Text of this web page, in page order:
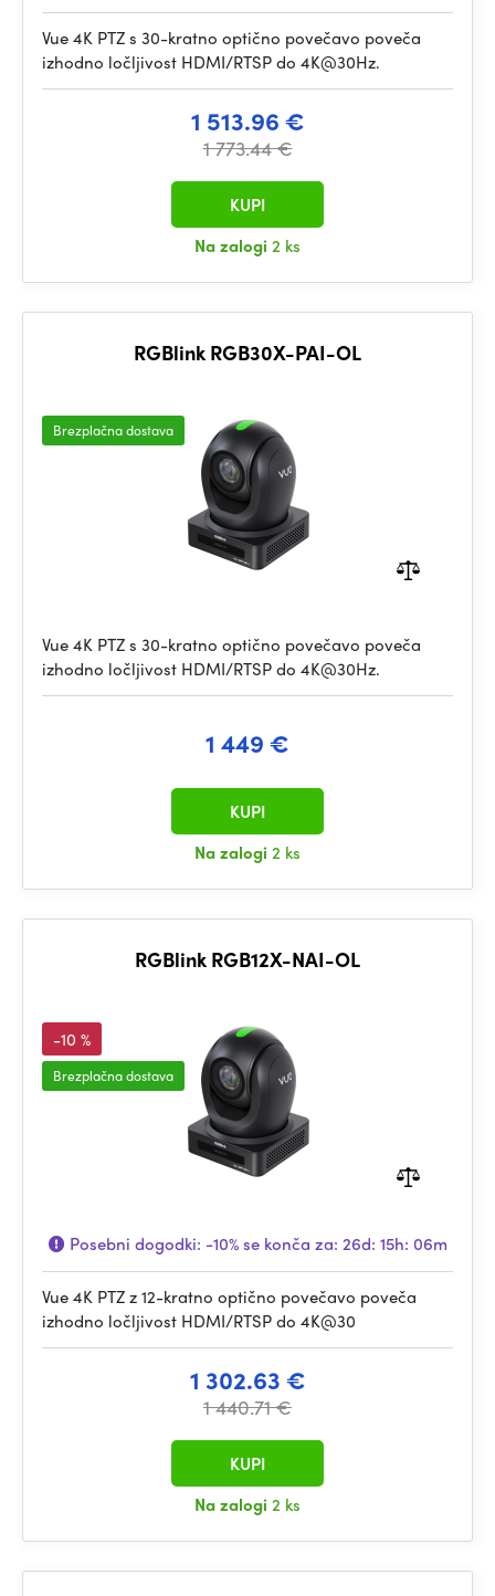
Vue 4K PTZ s 30-kratno optično povečavo poveča
izhodno ločljivost HDMI/RTSP do 4K@30Hz.
1 513.96 €
1 773.44 €
Na zalogi 2 ks
KUPI
RGBlink RGB30X-PAI-OL
Brezplačna dostava
Vue 4K PTZ s 30-kratno optično povečavo poveča
izhodno ločljivost HDMI/RTSP do 4K@30Hz.
1 449 €
Na zalogi 2 ks
KUPI
RGBlink RGB12X-NAI-OL
-10 %
Brezplačna dostava
Posebni dogodki: -10%se konča za: 26d: 15h: 06m
Vue 4K PTZ z 12-kratno optično povečavo poveča
izhodno ločljivost HDMI/RTSP do 4K@30
1 302.63 €
1 440.71 €
Na zalogi 2 ks
KUPI